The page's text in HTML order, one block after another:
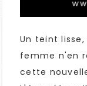
Un teint
femme n'en
cette